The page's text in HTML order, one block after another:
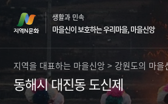
컨
영
바
하
역
로
생활과 민속
마을신이 보호하는 우리마을, 마을신앙
지역을 대표하는 마을신앙 > 강원도의 마을
동해시 대진동 도신제